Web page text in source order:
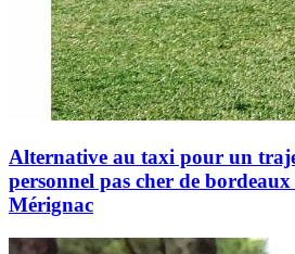
Alternative au taxi pour un
personnel pas cher de
Mérignac